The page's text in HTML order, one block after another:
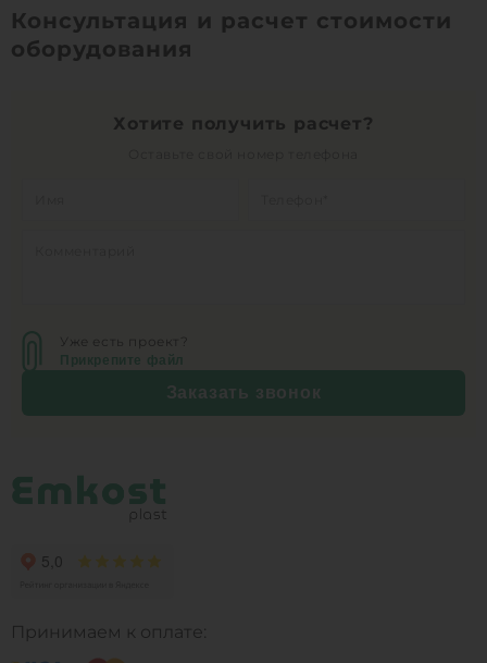
Консультация и расчет стоимости
оборудования
Хотите получить расчет?
Уже есть проект?
Прикрепите файл
Заказать звонок
Принимаем к оплате: